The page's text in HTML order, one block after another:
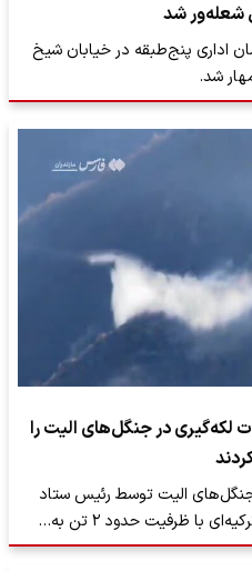
شعله‌ور شد
اداری پنج‌طبقه در خیابان شیخ
شد.
لکه‌گیری در جنگل‌های الیت را
الیت توسط رئیس ستاد
با ظرفیت حدود ۲ تن به…